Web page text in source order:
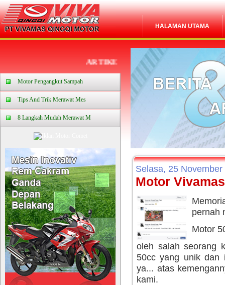
HALAMAN UTAMA
ARTIKEL
Motor Pengangkut Sampah
Tips And Trik Merawat Mes
8 Langkah Mudah Merawat M
Selasa, 25 November
Motor
pernah
Motor
oleh salah seorang
50cc yang unik dan
ya... atas
kami.